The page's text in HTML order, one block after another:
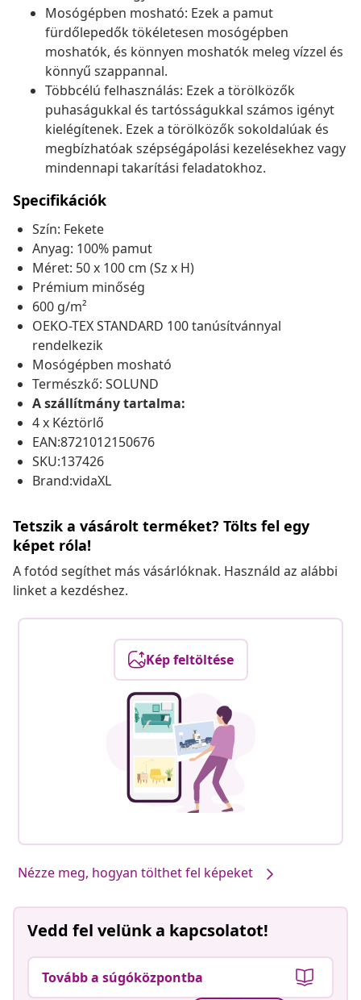
Mosógépben mosható: Ezek a pamut
fürdőlepedők tökéletesen mosógépben
moshatók, és könnyen moshatók meleg vízzel és
könnyű szappannal.
Többcélú felhasználás: Ezek a törölközők
puhaságukkal és tartósságukkal számos igényt
kielégítenek. Ezek a törölközők sokoldalúak és
megbízhatóak szépségápolási kezelésekhez vagy
mindennapi takarítási feladatokhoz.
Specifikációk
Szín: Fekete
Anyag: 100% pamut
Méret: 50 x 100 cm (Sz x H)
Prémium minőség
600 g/m²
OEKO-TEX STANDARD 100 tanúsítvánnyal
rendelkezik
Mosógépben mosható
Természkő: SOLUND
A szállítmány tartalma:
4 x Kéztörlő
EAN:8721012150676
SKU:137426
Brand:vidaXL
Tetszik a vásárolt terméket? Tölts fel egy
képet róla!
A fotód segíthet más vásárlóknak. Használd az alábbi
linket a kezdéshez.
Kép feltöltése
Nézze meg, hogyan tölthet fel képeket
Vedd fel velünk a kapcsolatot!
Tovább a súgóközpontba